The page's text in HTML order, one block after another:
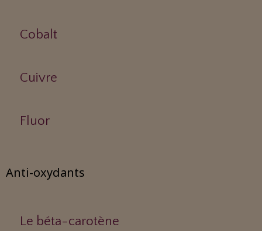
Cobalt
Cuivre
Fluor
Anti-oxydants
Le béta-carotène